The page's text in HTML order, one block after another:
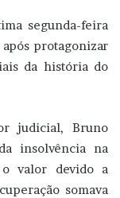
segunda-feira
após protagonizar
da história do
judicial, Bruno
insolvência na
valor devido a
somava